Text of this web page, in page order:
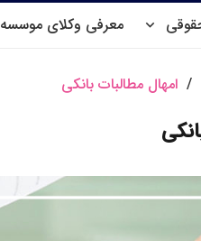
معرفی وکلای موسسه
/ امهال مطالبات بانکی